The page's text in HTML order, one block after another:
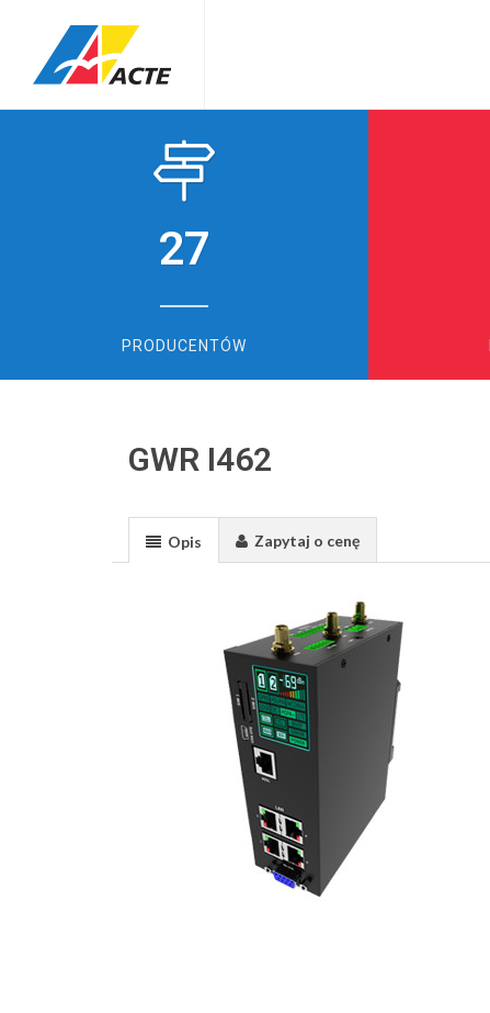
27
PRODUCENTÓW
GWR I462
Opis Zapytaj o cenę